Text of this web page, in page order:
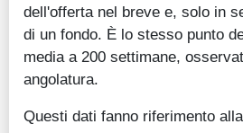
dell'offerta nel breve e, solo in
di un fondo. È lo stesso punto
media a 200 settimane,
angolatura.
Questi dati fanno riferimento